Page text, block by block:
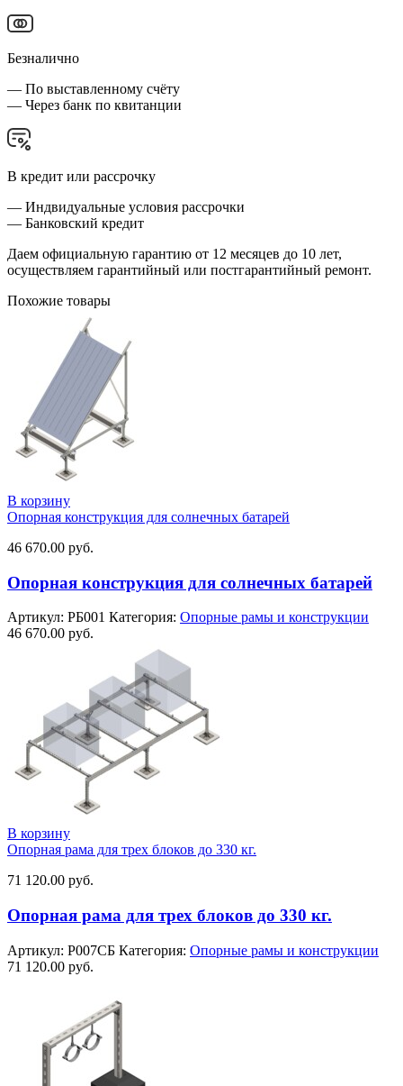
Безналично
— По выставленному счёту
— Через банк по квитанции
В кредит или рассрочку
— Индвидуальные условия рассрочки
— Банковский кредит
Даем официальную гарантию от 12 месяцев до 10 лет,
осуществляем гарантийный или постгарантийный ремонт.
Похожие товары
В корзину
Опорная конструкция для солнечных батарей
46 670.00 руб.
Опорная конструкция для солнечных батарей
Артикул: РБ001 Категория: Опорные рамы и конструкции
46 670.00 руб.
В корзину
Опорная рама для трех блоков до 330 кг.
71 120.00 руб.
Опорная рама для трех блоков до 330 кг.
Артикул: Р007СБ Категория: Опорные рамы и конструкции
71 120.00 руб.